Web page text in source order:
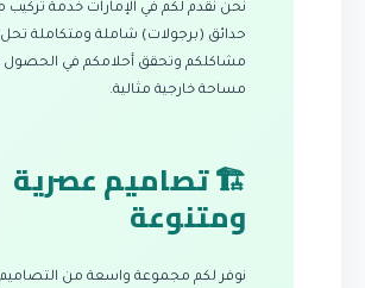
نحن نقدم لكم في الإمارات خدمة
حدائق (برجولات) شاملة ومتكاملة
مشاكلكم وتحقق أحلامكم في الحصول
مساحة خارجية مثالية.
🏗️ تصاميم عصرية
ومتنوعة
نوفر لكم مجموعة واسعة من التصاميم